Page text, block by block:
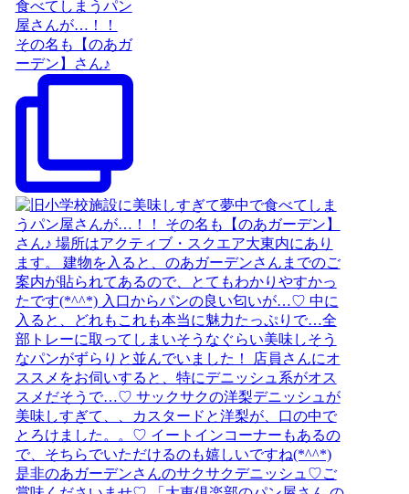
食べてしまうパン
屋さんが…！！
その名も【のあガ
ーデン】さん♪